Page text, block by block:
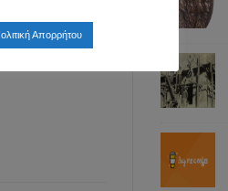
Εισηγητής:
έργο του […]
Απορρήτου